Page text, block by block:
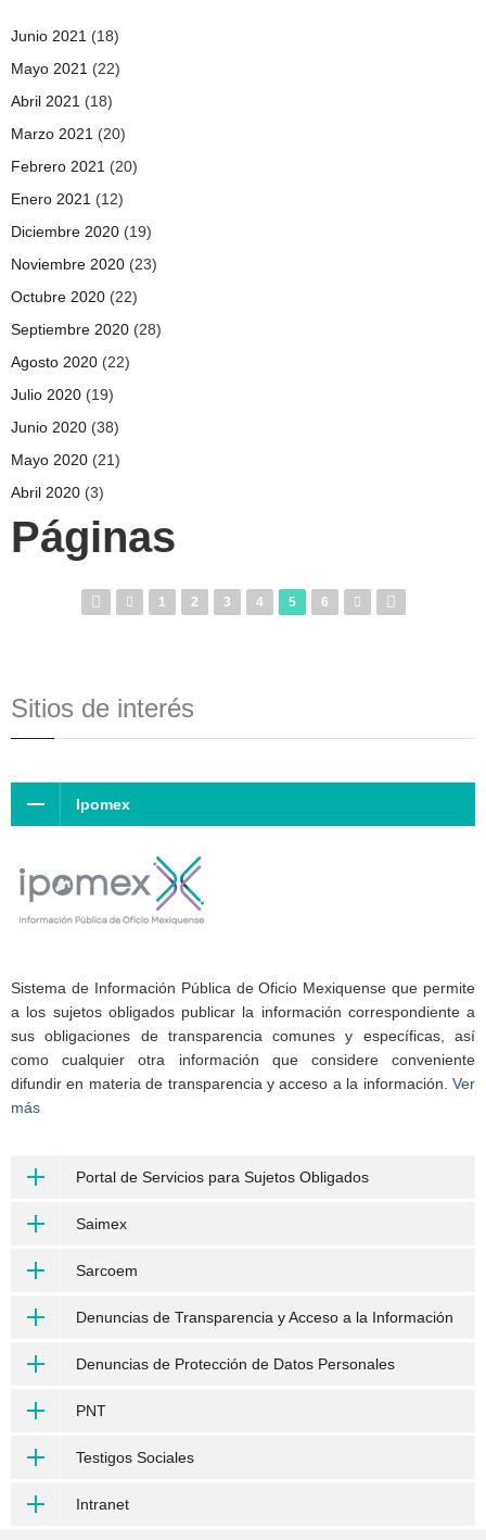
Junio 2021 (18)
Mayo 2021 (22)
Abril 2021 (18)
Marzo 2021 (20)
Febrero 2021 (20)
Enero 2021 (12)
Diciembre 2020 (19)
Noviembre 2020 (23)
Octubre 2020 (22)
Septiembre 2020 (28)
Agosto 2020 (22)
Julio 2020 (19)
Junio 2020 (38)
Mayo 2020 (21)
Abril 2020 (3)
Páginas
1 2 3 4 5 6
Sitios de interés
Ipomex
Sistema de Información Pública de Oficio Mexiquense que permite
a los sujetos obligados publicar la información correspondiente a
sus obligaciones de transparencia comunes y específicas, así
como cualquier otra información que considere conveniente
difundir en materia de transparencia y acceso a la información. Ver
más
Portal de Servicios para Sujetos Obligados
Saimex
Sarcoem
Denuncias de Transparencia y Acceso a la Información
Denuncias de Protección de Datos Personales
PNT
Testigos Sociales
Intranet